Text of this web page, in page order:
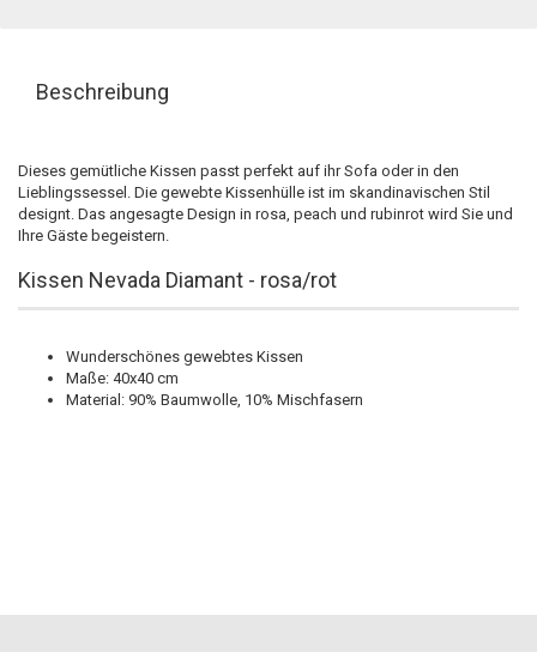
Beschreibung
Dieses gemütliche Kissen passt perfekt auf ihr Sofa oder in den
Lieblingssessel. Die gewebte Kissenhülle ist im skandinavischen Stil
designt. Das angesagte Design in rosa, peach und rubinrot wird Sie und
Ihre Gäste begeistern.
Kissen Nevada Diamant - rosa/rot
Wunderschönes gewebtes Kissen
Maße: 40x40 cm
Material: 90% Baumwolle, 10% Mischfasern